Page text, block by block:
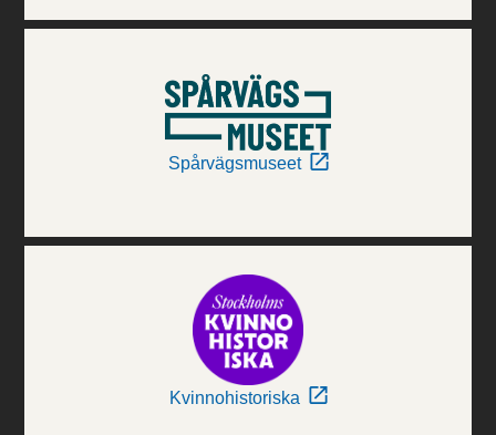
Spårvägsmuseet
Kvinnohistoriska